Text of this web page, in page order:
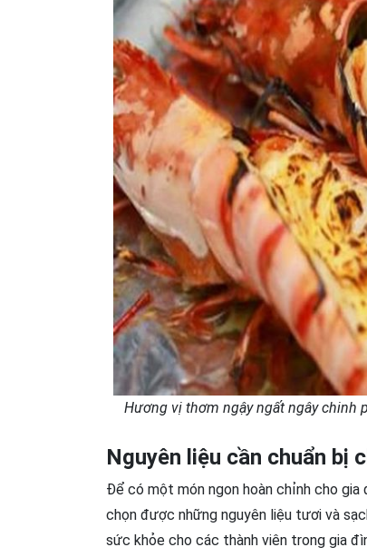
Hương vị thơm ngậy ngất ngây chinh
Nguyên liệu cần chuẩn bị
Để có một món ngon hoàn chỉnh cho
chọn được những nguyên liệu tươi và
sức khỏe cho các thành viên trong gia